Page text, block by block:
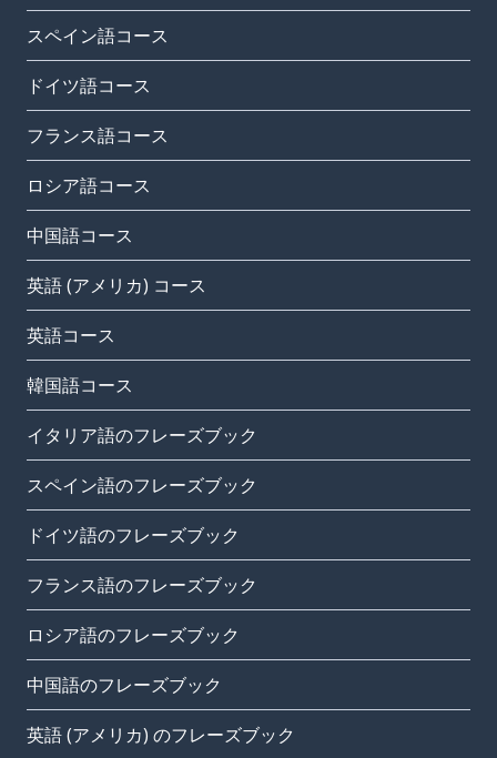
スペイン語コース
ドイツ語コース
フランス語コース
ロシア語コース
中国語コース
英語 (アメリカ) コース
英語コース
韓国語コース
イタリア語のフレーズブック
スペイン語のフレーズブック
ドイツ語のフレーズブック
フランス語のフレーズブック
ロシア語のフレーズブック
中国語のフレーズブック
英語 (アメリカ) のフレーズブック